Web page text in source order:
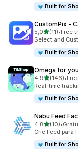
Built for
CustomPix ‑
5,0de 5 estrelas
(11)
11 total de
•Free
Select and
Built for
Omega for
4,9de 5(146)
146 total de•
Real-time
Built for
Nabu Feed
4,8de 5(10)
10 total de•
Crie Feed para
Built for